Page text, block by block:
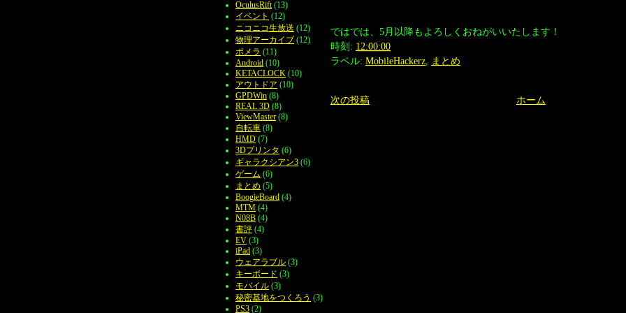
ではでは、5月以降もよろしくおねがいいたします！
時刻: 12:00:00
ラベル: MobileHackerz まとめ
次の投稿 ホーム
OculusRift (13)
イベント (12)
ニコニコ生放送 (12)
物理アーカイブ (12)
ポメラ (11)
Android (10)
KETACLOCK (10)
アウトドア (10)
GPDWin (8)
REAL 3D (8)
ViewMaster (8)
自転車 (8)
HMD (7)
3Dプリンタ (6)
ギャラクシアン3 (6)
ゲーム (6)
まとめ (5)
BoogieBoard (4)
MTM (4)
N08B (4)
書評 (4)
EV (3)
iPad (3)
ウェアラブル (3)
キーボード (3)
モバイル (3)
秘密基地をつくろう (3)
PS3 (2)